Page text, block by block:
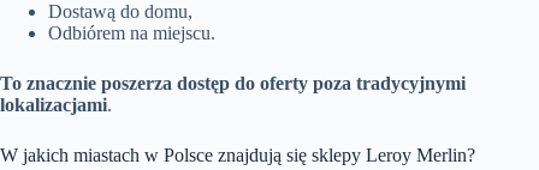
Dostawą do domu,
Odbiórem na miejscu.
To znacznie poszerza dostęp do oferty poza tradycyjnymi
lokalizacjami.
W jakich miastach w Polsce znajdują się sklepy Leroy Merlin?